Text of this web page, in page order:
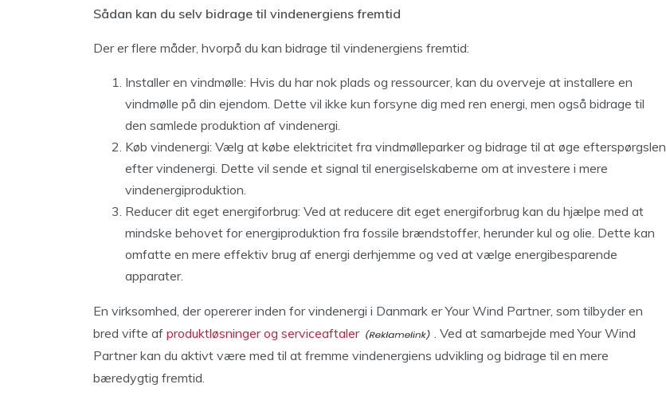
Sådan kan du selv bidrage til vindenergiens fremtid
Der er flere måder, hvorpå du kan bidrage til vindenergiens fremtid:
Installer en vindmølle: Hvis du har nok plads og ressourcer, kan du overveje at installere en
vindmølle på din ejendom. Dette vil ikke kun forsyne dig med ren energi, men også bidrage til
den samlede produktion af vindenergi.
Køb vindenergi: Vælg at købe elektricitet fra vindmølleparker og bidrage til at øge efterspørgslen
efter vindenergi. Dette vil sende et signal til energiselskaberne om at investere i mere
vindenergiproduktion.
Reducer dit eget energiforbrug: Ved at reducere dit eget energiforbrug kan du hjælpe med at
mindske behovet for energiproduktion fra fossile brændstoffer, herunder kul og olie. Dette kan
omfatte en mere effektiv brug af energi derhjemme og ved at vælge energibesparende
apparater.
En virksomhed, der opererer inden for vindenergi i Danmark er Your Wind Partner, som tilbyder en
bred vifte af produktløsninger og serviceaftaler
. Ved at samarbejde med Your Wind
Partner kan du aktivt være med til at fremme vindenergiens udvikling og bidrage til en mere
bæredygtig fremtid.